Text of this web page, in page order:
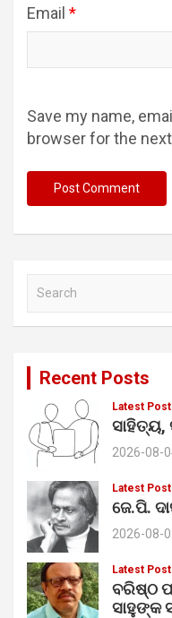
Email *
Save my name,
browser for the
a
Recent Posts
Latest
ସାହିତ୍ୟ,
2026-08-
Latest
ଜେ.ପି.
2026-08-
Latest
ବରିଷ୍ଠ
ସାହୁଙ୍କ